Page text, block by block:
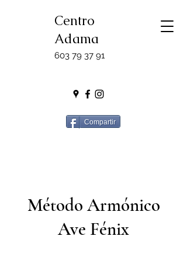
Centro
Adama
603 79 37 91
Compartir
Método Armónico
Ave Fénix